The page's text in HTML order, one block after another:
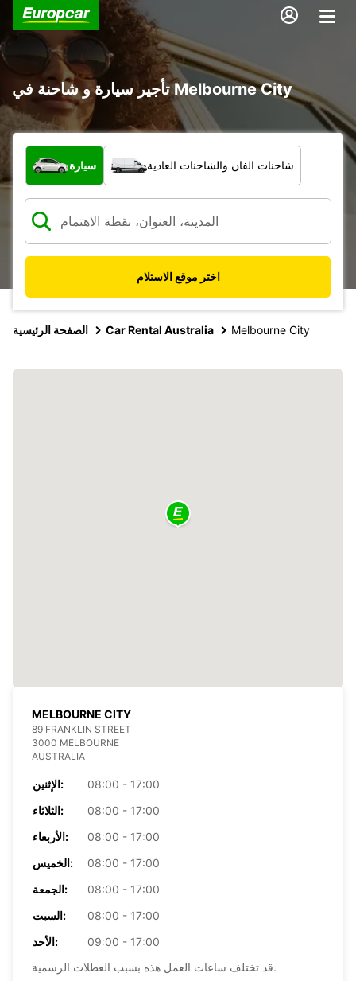
تأجير سيارة و شاحنة في Melbourne City
ما نوع المركبة؟
سيارة شاحنات الفان والشاحنات العادية
اختر موقع الاستلام
الصفحة الرئيسية Car Rental Australia Melbourne City
MELBOURNE CITY
89 FRANKLIN STREET
3000 MELBOURNE
AUSTRALIA
الإثنين:
08:00 - 17:00
الثلاثاء:
08:00 - 17:00
الأربعاء:
08:00 - 17:00
الخميس:
08:00 - 17:00
الجمعة:
08:00 - 17:00
السبت:
08:00 - 17:00
الأحد:
09:00 - 17:00
قد تختلف ساعات العمل هذه بسبب العطلات الرسمية.